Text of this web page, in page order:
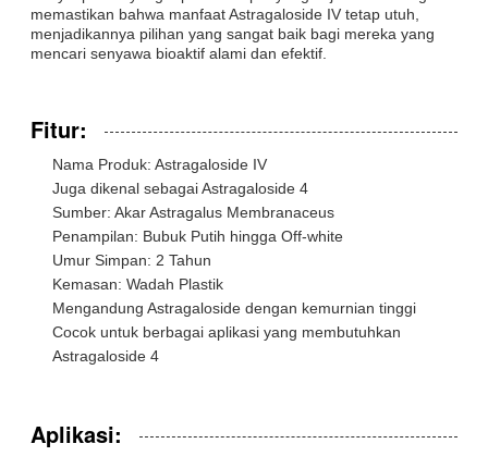
memastikan bahwa manfaat Astragaloside IV tetap utuh,
menjadikannya pilihan yang sangat baik bagi mereka yang
mencari senyawa bioaktif alami dan efektif.
Fitur:
Nama Produk: Astragaloside IV
Juga dikenal sebagai Astragaloside 4
Sumber: Akar Astragalus Membranaceus
Penampilan: Bubuk Putih hingga Off-white
Umur Simpan: 2 Tahun
Kemasan: Wadah Plastik
Mengandung Astragaloside dengan kemurnian tinggi
Cocok untuk berbagai aplikasi yang membutuhkan
Astragaloside 4
Aplikasi: